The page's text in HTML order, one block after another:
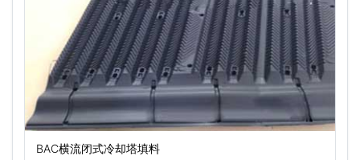
BAC横流闭式冷却塔填料